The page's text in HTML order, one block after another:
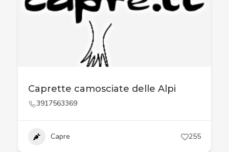
Caprette camosciate delle Alpi
3917563369
Capre 255